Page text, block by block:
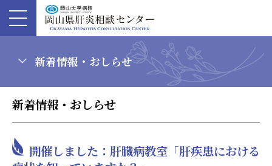
新着情報・おしらせ
新着情報・おしらせ
開催しました：肝臓病教室「肝疾患における